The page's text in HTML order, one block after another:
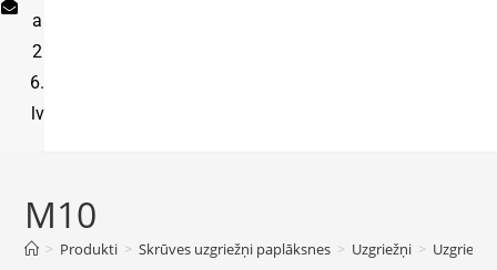
a
2
6.
lv
M10
> Produkti > Skrūves uzgriežņi paplāksnes > Uzgriežņi > Uzgriežņi